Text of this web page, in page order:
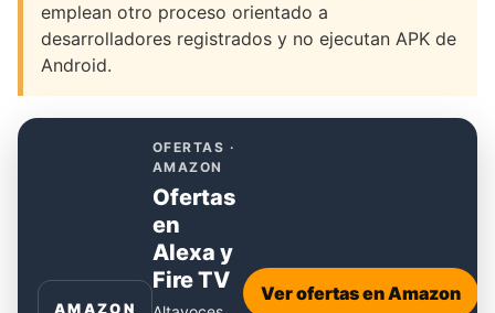
emplean otro proceso orientado a
desarrolladores registrados y no ejecutan APK de
Android.
AMAZON
OFERTAS ·
AMAZON
Ofertas
en
Alexa y
Fire TV
Ver ofertas en Amazon